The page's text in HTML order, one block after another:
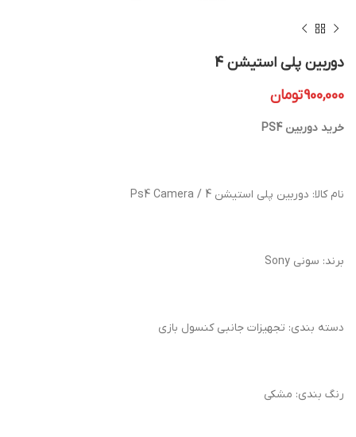
دوربین پلی استیشن 4
900,000تومان
خرید دوربین PS4
نام کالا: دوربین پلی استیشن 4 / Ps4 Camera
برند: سونی Sony
دسته بندی: تجهیزات جانبی کنسول بازی
رنگ بندی: مشکی